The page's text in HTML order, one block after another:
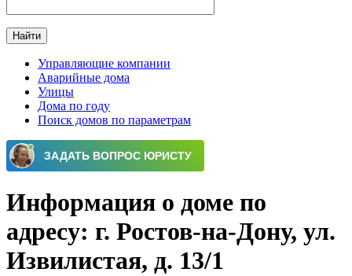
Главное меню
Управляющие компании
Аварийные дома
Улицы
Дома по году
Поиск домов по параметрам
Информация о доме по
адресу: г. Ростов-на-Дону, ул.
Извилистая, д. 13/1